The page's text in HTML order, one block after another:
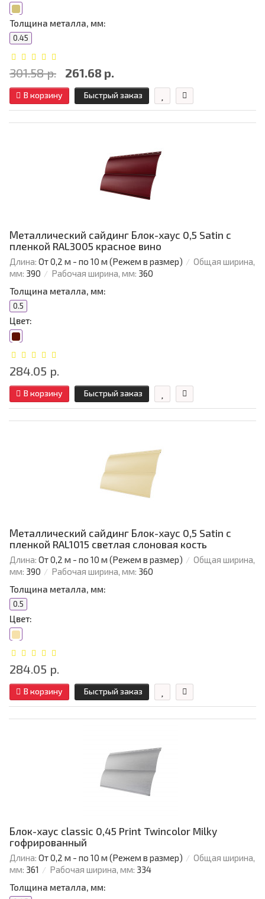
Толщина металла, мм:
0.45
301.58 р. 261.68 р.
В корзину Быстрый заказ
Металлический сайдинг Блок-хаус 0,5 Satin с
пленкой RAL3005 красное вино
Длина: От 0,2 м - по 10 м (Режем в размер)
Общая ширина,
мм: 390 Рабочая ширина, мм: 360
Толщина металла, мм:
0.5
Цвет:
284.05 р.
В корзину Быстрый заказ
Металлический сайдинг Блок-хаус 0,5 Satin с
пленкой RAL1015 светлая слоновая кость
Длина: От 0,2 м - по 10 м (Режем в размер)
Общая ширина,
мм: 390 Рабочая ширина, мм: 360
Толщина металла, мм:
0.5
Цвет:
284.05 р.
В корзину Быстрый заказ
Блок-хаус classic 0,45 Print Twincolor Milky
гофрированный
Длина: От 0,2 м - по 10 м (Режем в размер)
Общая ширина,
мм: 361 Рабочая ширина, мм: 334
Толщина металла, мм: